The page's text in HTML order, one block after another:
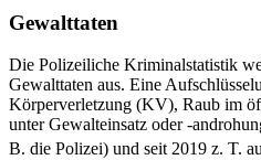
Gewalttaten
Die Polizeiliche Kriminalstatistik
Gewalttaten aus. Eine
Körperverletzung (KV), Raub im
unter Gewalteinsatz oder -
B. die Polizei) und seit 2019 z. T.